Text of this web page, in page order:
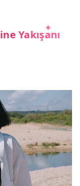
Yakışanı